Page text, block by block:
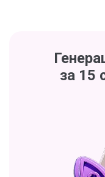
за 15